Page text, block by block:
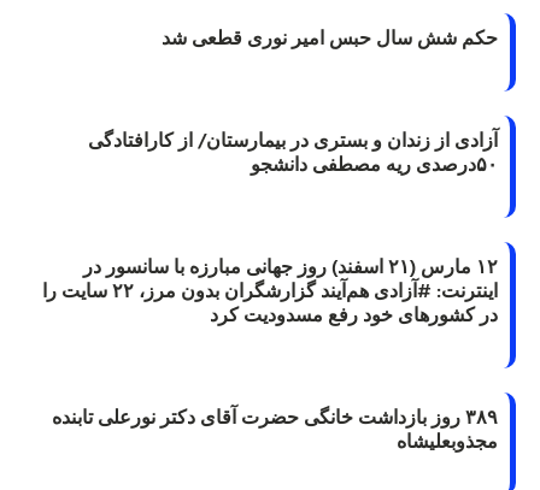
حکم شش سال حبس امیر نوری قطعی شد
آزادی از زندان و بستری در بیمارستان/ از کارافتادگی
۵۰درصدی ریه مصطفی دانشجو
۱۲ مارس (۲۱ اسفند) روز جهانی مبارزه با سانسور در
اینترنت: #آزادی هم‌آیند گزارشگران‌ بدون مرز، ۲۲ سایت را
در کشورهای خود رفع مسدودیت کرد
۳۸۹ روز بازداشت خانگی حضرت آقای دکتر نورعلی تابنده
مجذوبعلیشاه